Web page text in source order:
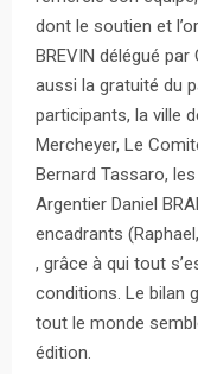
dont le soutien et
BREVIN délégué
aussi la gratuité du
participants, la ville
Mercheyer, Le
Bernard Tassaro,
Argentier Daniel
encadrants
, grâce à qui tout
conditions. Le bilan
tout le monde
édition.